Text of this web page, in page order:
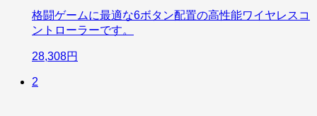
格闘ゲームに最適な6ボタン配置の高性能ワイヤレスコ
ントローラーです。
28,308円
2